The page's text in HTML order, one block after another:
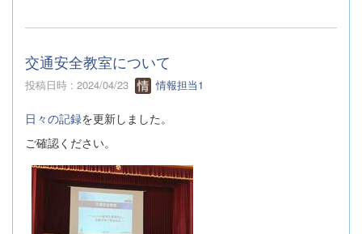
交通安全教室について
投稿日時 : 2024/04/23 情報担当1
日々の記録を更新しました。
ご確認ください。